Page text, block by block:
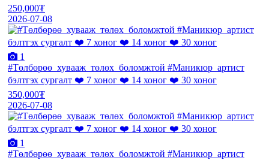
250,000₮
2026-07-08
1
#Төлбөрөө_хувааж_төлөх_боломжтой #Маникюр_артист
бэлтгэх сургалт ❤️ 7 хоног ❤️ 14 хоног ❤️ 30 хоног
350,000₮
2026-07-08
1
#Төлбөрөө_хувааж_төлөх_боломжтой #Маникюр_артист